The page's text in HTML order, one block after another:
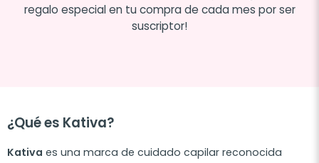
regalo especial en tu compra de cada mes por ser
suscriptor!
¿Qué es Kativa?
Kativa es una marca de cuidado capilar reconocida